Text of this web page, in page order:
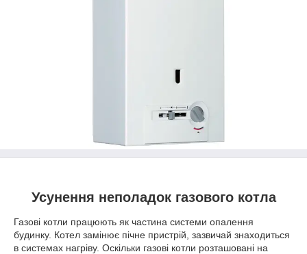
Усунення неполадок газового котла
Газові котли працюють як частина системи опалення
будинку. Котел замінює пічне пристрій, зазвичай знаходиться
в системах нагріву. Оскільки газові котли розташовані на